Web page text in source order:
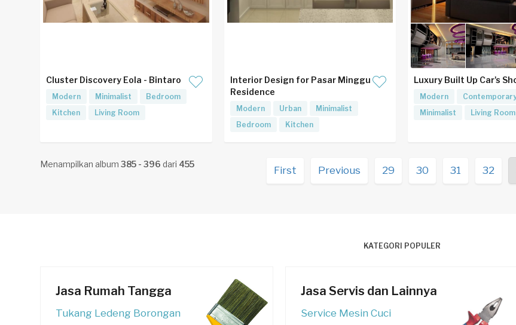
Cluster Discovery Eola - Bintaro
Modern Minimalist
Bedroom
Kitchen
Living Room
Interior Design for Pasar Minggu
Residence
Modern Urban
Minimalist
Bedroom
Kitchen
Luxury Built Up Car's
Modern
Minimalist
Living Room
Menampilkan album 385 - 396 dari 455
First Previous 29 30 31 32
KATEGORI POPULER
Jasa Rumah Tangga
Tukang Ledeng Borongan
Jasa Servis dan Lainnya
Service Mesin Cuci